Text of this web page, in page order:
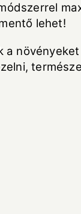
lehet!
a